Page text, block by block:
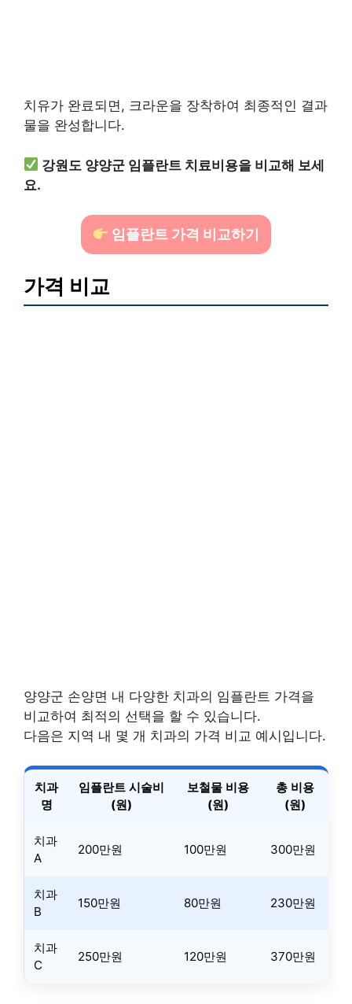
치유가 완료되면, 크라운을 장착하여 최종적인 결과
물을 완성합니다.
강원도 양양군 임플란트 치료비용을 비교해 보세
요.
임플란트 가격 비교하기
가격 비교
양양군 손양면 내 다양한 치과의 임플란트 가격을
비교하여 최적의 선택을 할 수 있습니다.
다음은 지역 내 몇 개 치과의 가격 비교 예시입니다.
치과
명
임플란트 시술비
(원)
보철물 비용
(원)
총 비용
(원)
치과
A
200만원 100만원 300만원
치과
B
150만원 80만원 230만원
치과
C
250만원 120만원 370만원